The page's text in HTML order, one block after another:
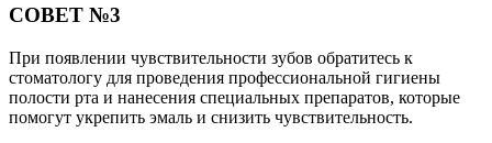
СОВЕТ №3
При появлении чувствительности зубов обратитесь к
стоматологу для проведения профессиональной гигиены
полости рта и нанесения специальных препаратов, которые
помогут укрепить эмаль и снизить чувствительность.